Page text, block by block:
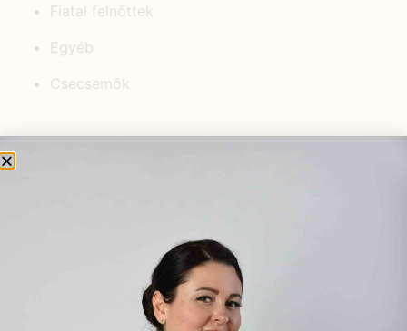
Fiatal felnőttek
Egyéb
Csecsemők
KEDVELT BEJEGYZÉSEK
Hogyan kezeld az erős
menstruációs vérzést